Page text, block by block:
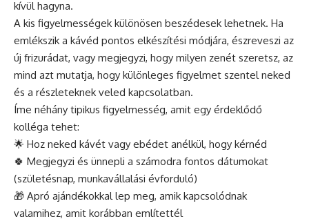
kívül hagyna.
A kis figyelmességek különösen beszédesek lehetnek. Ha
emlékszik a kávéd pontos elkészítési módjára, észreveszi az
új frizurádat, vagy megjegyzi, hogy milyen zenét szeretsz, az
mind azt mutatja, hogy különleges figyelmet szentel neked
és a részleteknek veled kapcsolatban.
Íme néhány tipikus figyelmesség, amit egy érdeklődő
kolléga tehet:
🌟 Hoz neked kávét vagy ebédet anélkül, hogy kérnéd
🍀 Megjegyzi és ünnepli a számodra fontos dátumokat
(születésnap, munkavállalási évforduló)
🎁 Apró ajándékokkal lep meg, amik kapcsolódnak
valamihez, amit korábban említettél